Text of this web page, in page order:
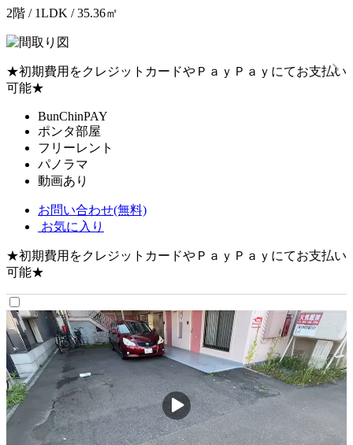
2階 / 1LDK / 35.36㎡
★初期費用をクレジットカードやＰａｙＰａｙにてお支払い
可能★
BunChinPAY
ポンタ部屋
フリーレント
パノラマ
動画あり
お問い合わせ(無料)
お気に入り
★初期費用をクレジットカードやＰａｙＰａｙにてお支払い
可能★